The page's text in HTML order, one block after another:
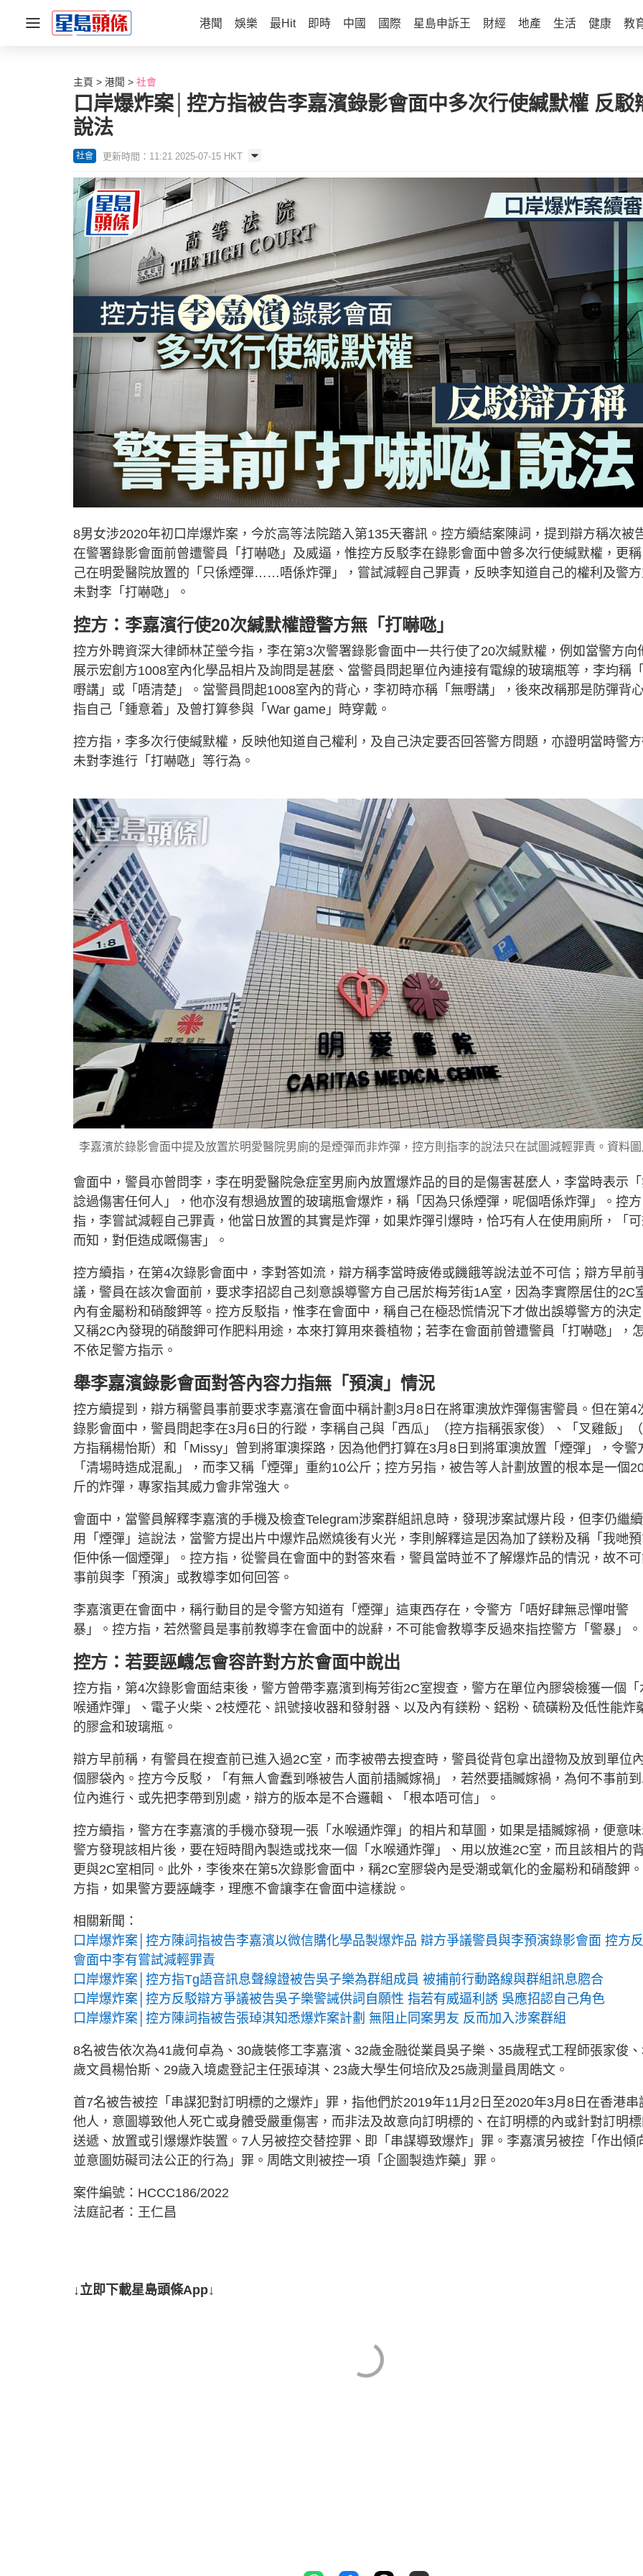
港聞 娛樂 最Hit 即時 中國 國際 星島申訴王 財經 地產 生活 健康 教
主頁 港聞 社會
口岸爆炸案│控方指被告李嘉濱錄影會面中多次行使緘默權 反駁
說法
社會 更新時間：11:21 2025-07-15 HKT
8男女涉2020年初口岸爆炸案，今於高等法院踏入第135天審訊。控方續結案陳詞，提到辯方稱次被
在警署錄影會面前曾遭警員「打嚇𠱁」及威逼，惟控方反駁李在錄影會面中曾多次行使緘默權，更稱
己在明愛醫院放置的「只係煙彈……唔係炸彈」，嘗試減輕自己罪責，反映李知道自己的權利及警
未對李「打嚇𠱁」。
控方：李嘉濱行使20次緘默權證警方無「打嚇𠱁」
控方外聘資深大律師林芷瑩今指，李在第3次警署錄影會面中一共行使了20次緘默權，例如當警方向
展示宏創方1008室內化學品相片及詢問是甚麼、當警員問起單位內連接有電線的玻璃瓶等，李均稱
嘢講」或「唔清楚」。當警員問起1008室內的背心，李初時亦稱「無嘢講」，後來改稱那是防彈背心
指自己「鍾意着」及曾打算參與「War game」時穿戴。
控方指，李多次行使緘默權，反映他知道自己權利，及自己決定要否回答警方問題，亦證明當時警
未對李進行「打嚇𠱁」等行為。
李嘉濱於錄影會面中提及放置於明愛醫院男廁的是煙彈而非炸彈，控方則指李的說法只在試圖減輕罪責。資料圖
會面中，警員亦曾問李，李在明愛醫院急症室男廁內放置爆炸品的目的是傷害甚麼人，李當時表示
諗過傷害任何人」，他亦沒有想過放置的玻璃瓶會爆炸，稱「因為只係煙彈，呢個唔係炸彈」。控方
指，李嘗試減輕自己罪責，他當日放置的其實是炸彈，如果炸彈引爆時，恰巧有人在使用廁所，「
而知，對佢造成嘅傷害」。
控方續指，在第4次錄影會面中，李對答如流，辯方稱李當時疲倦或饑餓等說法並不可信；辯方早前
議，警員在該次會面前，要求李招認自己刻意誤導警方自己居於梅芳街1A室，因為李實際居住的2C
內有金屬粉和硝酸鉀等。控方反駁指，惟李在會面中，稱自己在極恐慌情況下才做出誤導警方的決定
又稱2C內發現的硝酸鉀可作肥料用途，本來打算用來養植物；若李在會面前曾遭警員「打嚇𠱁」，
不依足警方指示。
舉李嘉濱錄影會面對答內容力指無「預演」情況
控方續提到，辯方稱警員事前要求李嘉濱在會面中稱計劃3月8日在將軍澳放炸彈傷害警員。但在第4
錄影會面中，警員問起李在3月6日的行蹤，李稱自己與「西瓜」（控方指稱張家俊）、「叉雞飯」
方指稱楊怡斯）和「Missy」曾到將軍澳探路，因為他們打算在3月8日到將軍澳放置「煙彈」，令警
「清場時造成混亂」，而李又稱「煙彈」重約10公斤；控方另指，被告等人計劃放置的根本是一個
斤的炸彈，專家指其威力會非常強大。
會面中，當警員解釋李嘉濱的手機及檢查Telegram涉案群組訊息時，發現涉案試爆片段，但李仍繼
用「煙彈」這說法，當警方提出片中爆炸品燃燒後有火光，李則解釋這是因為加了鎂粉及稱「我哋
佢仲係一個煙彈」。控方指，從警員在會面中的對答來看，警員當時並不了解爆炸品的情況，故不
事前與李「預演」或教導李如何回答。
李嘉濱更在會面中，稱行動目的是令警方知道有「煙彈」這東西存在，令警方「唔好肆無忌憚咁警
暴」。控方指，若然警員是事前教導李在會面中的說辭，不可能會教導李反過來指控警方「警暴」。
控方：若要誣衊怎會容許對方於會面中說出
控方指，第4次錄影會面結束後，警方曾帶李嘉濱到梅芳街2C室搜查，警方在單位內膠袋檢獲一個「
喉通炸彈」、電子火柴、2枝煙花、訊號接收器和發射器、以及內有鎂粉、鋁粉、硫磺粉及低性能炸
的膠盒和玻璃瓶。
辯方早前稱，有警員在搜查前已進入過2C室，而李被帶去搜查時，警員從背包拿出證物及放到單位
個膠袋內。控方今反駁，「有無人會蠢到喺被告人面前插贓嫁禍」，若然要插贓嫁禍，為何不事前
位內進行、或先把李帶到別處，辯方的版本是不合邏輯、「根本唔可信」。
控方續指，警方在李嘉濱的手機亦發現一張「水喉通炸彈」的相片和草圖，如果是插贓嫁禍，便意
警方發現該相片後，要在短時間內製造或找來一個「水喉通炸彈」、用以放進2C室，而且該相片的
更與2C室相同。此外，李後來在第5次錄影會面中，稱2C室膠袋內是受潮或氧化的金屬粉和硝酸鉀
方指，如果警方要誣衊李，理應不會讓李在會面中這樣說。
相關新聞：
口岸爆炸案│控方陳詞指被告李嘉濱以微信購化學品製爆炸品 辯方爭議警員與李預演錄影會面 控方
會面中李有嘗試減輕罪責
口岸爆炸案│控方指Tg語音訊息聲線證被告吳子樂為群組成員 被捕前行動路線與群組訊息脗合
口岸爆炸案│控方反駁辯方爭議被告吳子樂警誡供詞自願性 指若有威逼利誘 吳應招認自己角色
口岸爆炸案│控方陳詞指被告張琸淇知悉爆炸案計劃 無阻止同案男友 反而加入涉案群組
8名被告依次為41歲何卓為、30歲裝修工李嘉濱、32歲金融從業員吳子樂、35歲程式工程師張家俊
歲文員楊怡斯、29歲入境處登記主任張琸淇、23歲大學生何培欣及25歲測量員周皓文。
首7名被告被控「串謀犯對訂明標的之爆炸」罪，指他們於2019年11月2日至2020年3月8日在香港串
他人，意圖導致他人死亡或身體受嚴重傷害，而非法及故意向訂明標的、在訂明標的內或針對訂明
送遞、放置或引爆爆炸裝置。7人另被控交替控罪、即「串謀導致爆炸」罪。李嘉濱另被控「作出傾
並意圖妨礙司法公正的行為」罪。周皓文則被控一項「企圖製造炸藥」罪。
案件編號：HCCC186/2022
法庭記者：王仁昌
↓立即下載星島頭條App↓